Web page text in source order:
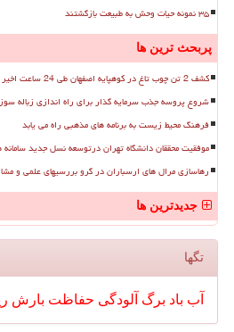
۳۵ نمونه حیات وحش به طبیعت بازگشتند
پربحث ترین ها
کشف 2 تن چوب تاغ در کوهپایه اصفهان طی 24 ساعت اخیر 8 نفر دستگیر شدند
شروع پروسه جذب سرمایه گذار برای راه اندازی زباله سوز ۳۰۰ تنی اصفهان
فرهنگ محیط زیست به برنامه های مذهبی راه می یابد
موفقیت محققان دانشگاه تهران درتوسعه نسل جدید
رهاسازی مرال های ارسباران در گرو بررسیهای علمی و
جدیدترین ها
تگها
آب باد برگ آلودگی حفاظت بارش